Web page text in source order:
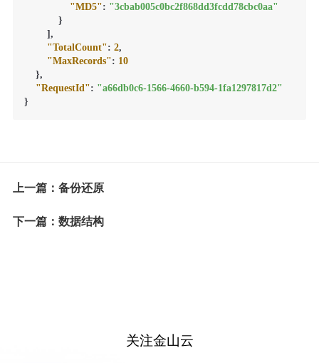
"MD5": "3cbab005c0bc2f868dd3fcdd78cbc0aa"
}
] ,
"TotalCount": 2,
"MaxRecords": 10
},
"RequestId": "a66db0c6-1566-4660-b594-1fa1297817d2"
}
上一篇：备份还原
下一篇：数据结构
关注金山云